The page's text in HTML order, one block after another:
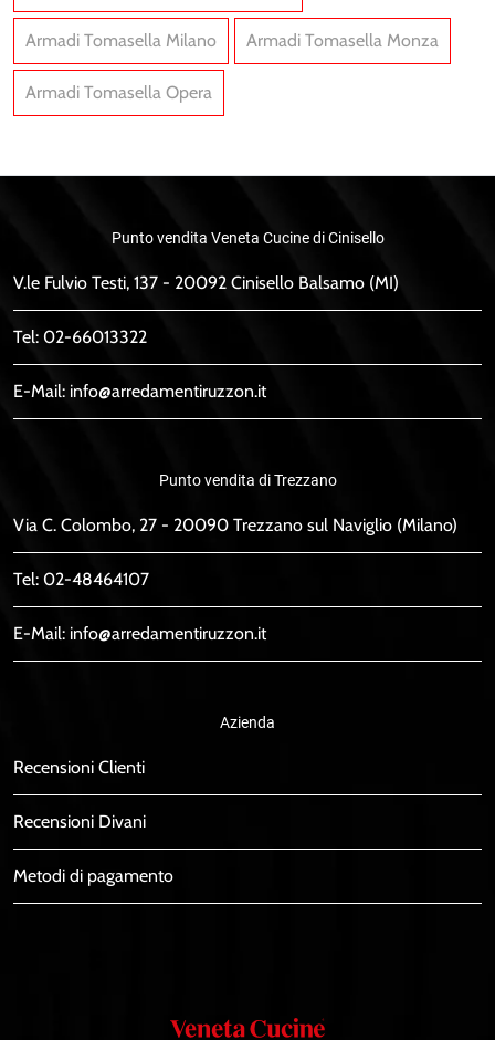
Armadi Tomasella Milano Armadi Tomasella Monza
Armadi Tomasella Opera
Punto vendita Veneta Cucine di Cinisello
V.le Fulvio Testi, 137 - 20092 Cinisello Balsamo (MI)
Tel: 02-66013322
E-Mail: info@arredamentiruzzon.it
Punto vendita di Trezzano
Via C. Colombo, 27 - 20090 Trezzano sul Naviglio (Milano)
Tel: 02-48464107
E-Mail: info@arredamentiruzzon.it
Azienda
Recensioni Clienti
Recensioni Divani
Metodi di pagamento
Veneta